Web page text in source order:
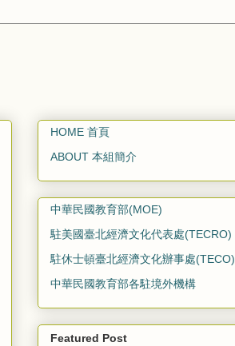
HOME 首頁
ABOUT 本組簡介
中華民國教育部(MOE)
駐美國臺北經濟文化代表處(TECRO)
駐休士頓臺北經濟文化辦事處(TECO)
中華民國教育部各駐境外機構
Featured Post